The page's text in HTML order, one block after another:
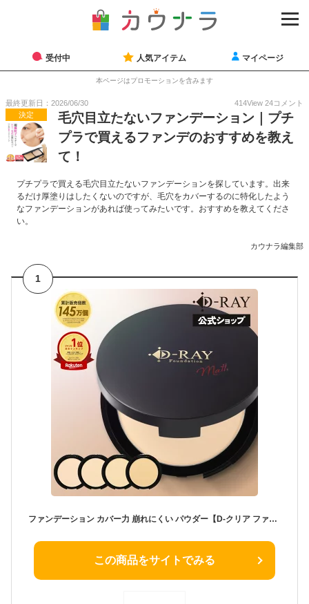
受付中 人気アイテム マイページ
本ページはプロモーションを含みます
最終更新日：2026/06/30 414View 24コメント
決定
毛穴目立たないファンデーション｜プチ
プラで買えるファンデのおすすめを教え
て！
プチプラで買える毛穴目立たないファンデーションを探しています。出来
るだけ厚塗りはしたくないのですが、毛穴をカバーするのに特化したよう
なファンデーションがあれば使ってみたいです。おすすめを教えてくださ
い。
カウナラ編集部
1
ファンデーション カバー力 崩れにくい パウダー【D-クリア ファンデーション 12g】 毛穴レス 陶器肌 フィルター肌 敏感肌 混合肌 インナードライ 韓国コスメ ミネラル 60代 プレゼント プチプラ d-ray
この商品をサイトでみる